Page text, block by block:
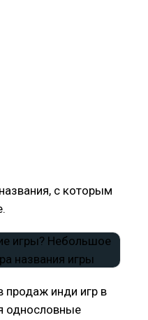
с которым
продаж инди игр в
однословные